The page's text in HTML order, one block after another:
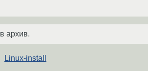
архив.
Linux-install